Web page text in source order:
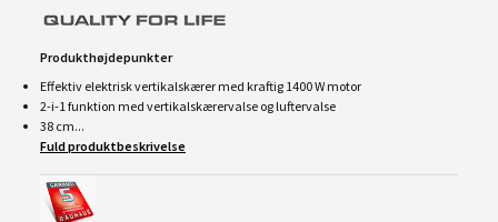
Produkthøjdepunkter
Effektiv elektrisk vertikalskærer med kraftig 1400 W motor
2-i-1 funktion med vertikalskærervalse og luftervalse
38 cm...
Fuld produktbeskrivelse